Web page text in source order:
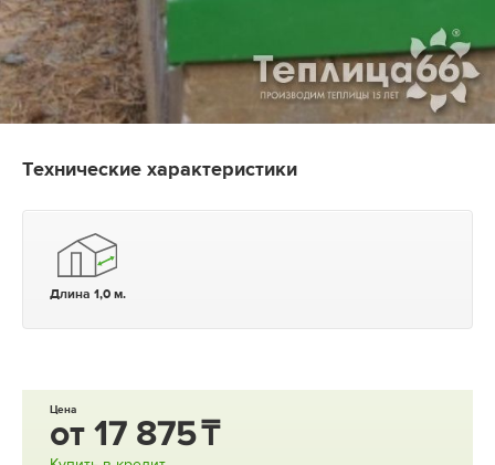
Технические характеристики
Длина 1,0 м.
Цена
от 17 875